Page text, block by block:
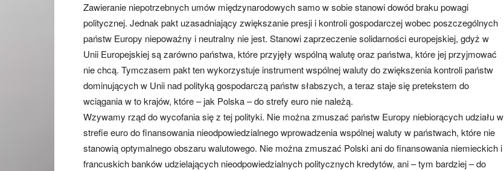
Zawieranie niepotrzebnych umów międzynarodowych samo w sobie stanowi dowód braku powagi
politycznej. Jednak pakt uzasadniający zwiększanie presji i kontroli gospodarczej wobec poszczególnych
państw Europy niepoważny i neutralny nie jest. Stanowi zaprzeczenie solidarności europejskiej, gdyż w
Unii Europejskiej są zarówno państwa, które przyjęły wspólną walutę oraz państwa, które jej przyjmować
nie chcą. Tymczasem pakt ten wykorzystuje instrument wspólnej waluty do zwiększenia kontroli państw
dominujących w Unii nad polityką gospodarczą państw słabszych, a teraz staje się pretekstem do
wciągania w to krajów, które – jak Polska – do strefy euro nie należą.
Wzywamy rząd do wycofania się z tej polityki. Nie można zmuszać państw Europy niebiorących udziału w
strefie euro do finansowania nieodpowiedzialnego wprowadzenia wspólnej waluty w państwach, które nie
stanowią optymalnego obszaru walutowego. Nie można zmuszać Polski ani do finansowania niemieckich i
francuskich banków udzielających nieodpowiedzialnych politycznych kredytów, ani – tym bardziej – do